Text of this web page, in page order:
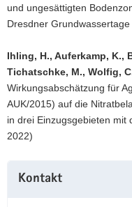
und ungesättigten
Dresdner
Ihling, H., Auferkamp, K.,
Tichatschke, M., Wolfig,
Wirkungsabschätzung für
AUK/2015) auf die
in drei Einzugsgebieten mit
2022)
Information
Kontakt